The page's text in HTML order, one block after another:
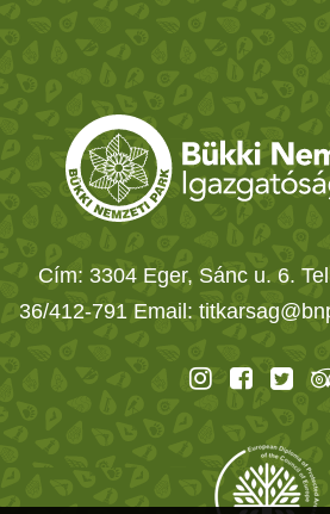
Cím: 3304 Eger, Sánc u. 6.
36/412-791 Email: